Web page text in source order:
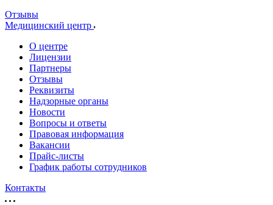
Отзывы
Медицинский центр
О центре
Лицензии
Партнеры
Отзывы
Реквизиты
Надзорные органы
Новости
Вопросы и ответы
Правовая информация
Вакансии
Прайс-листы
График работы сотрудников
Контакты